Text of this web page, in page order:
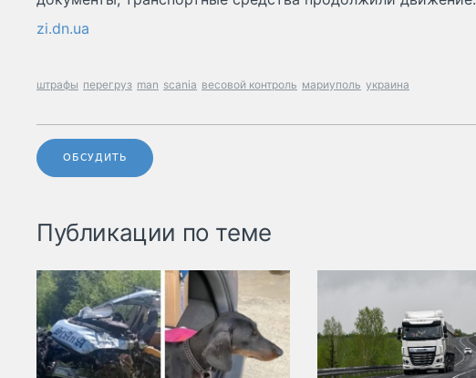
zi.dn.ua
штрафы перегруз man scania весовой контроль мариуполь украина
ОБСУДИТЬ
Публикации по теме